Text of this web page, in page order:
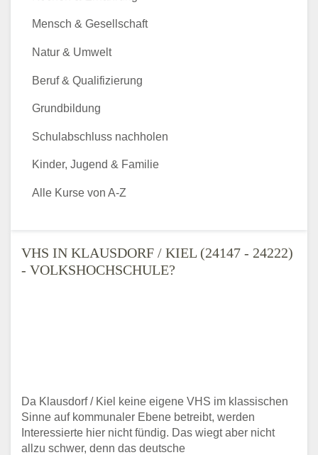
VHS IN KLAUSDORF / KIEL (24147 - 24222)
- VOLKSHOCHSCHULE?
Da Klausdorf / Kiel keine eigene VHS im klassischen
Sinne auf kommunaler Ebene betreibt, werden
Interessierte hier nicht fündig. Das wiegt aber nicht
allzu schwer, denn das deutsche
Mensch & Gesellschaft
Natur & Umwelt
Beruf & Qualifizierung
Grundbildung
Schulabschluss nachholen
Kinder, Jugend & Familie
Alle Kurse von A-Z